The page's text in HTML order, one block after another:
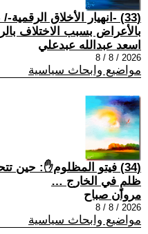
(33) -انهيار الأخلاق
بالأعراض بسبب الاختلاف
اسعد عبدالله عبدعلي
2026 / 8 / 8
مواضيع وابحاث سياسية
(34) فيتو المظلوم✋: حين
ظلمٍ في الخارج …
مروان صباح
2026 / 8 / 8
مواضيع وابحاث سياسية